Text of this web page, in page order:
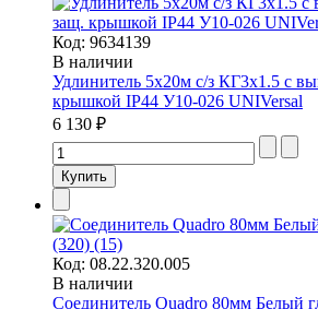
Код: 9634139
В наличии
Удлинитель 5х20м с/з КГ3х1.5 с
крышкой IP44 У10-026 UNIVersal
6 130 ₽
Код: 08.22.320.005
В наличии
Соединитель Quadro 80мм Белый